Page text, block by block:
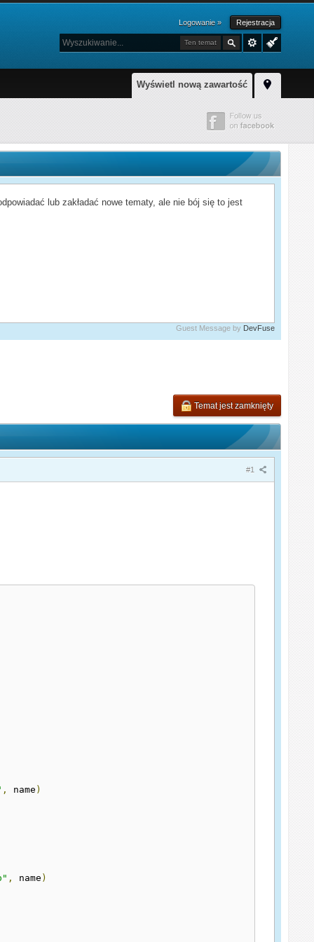
Logowanie » Rejestracja
Ten temat
Wyświetl nową zawartość
lub zakładać nowe tematy, ale nie bój się to jest
Guest Message by DevFuse
Temat jest zamknięty
#1
, name )
, name )